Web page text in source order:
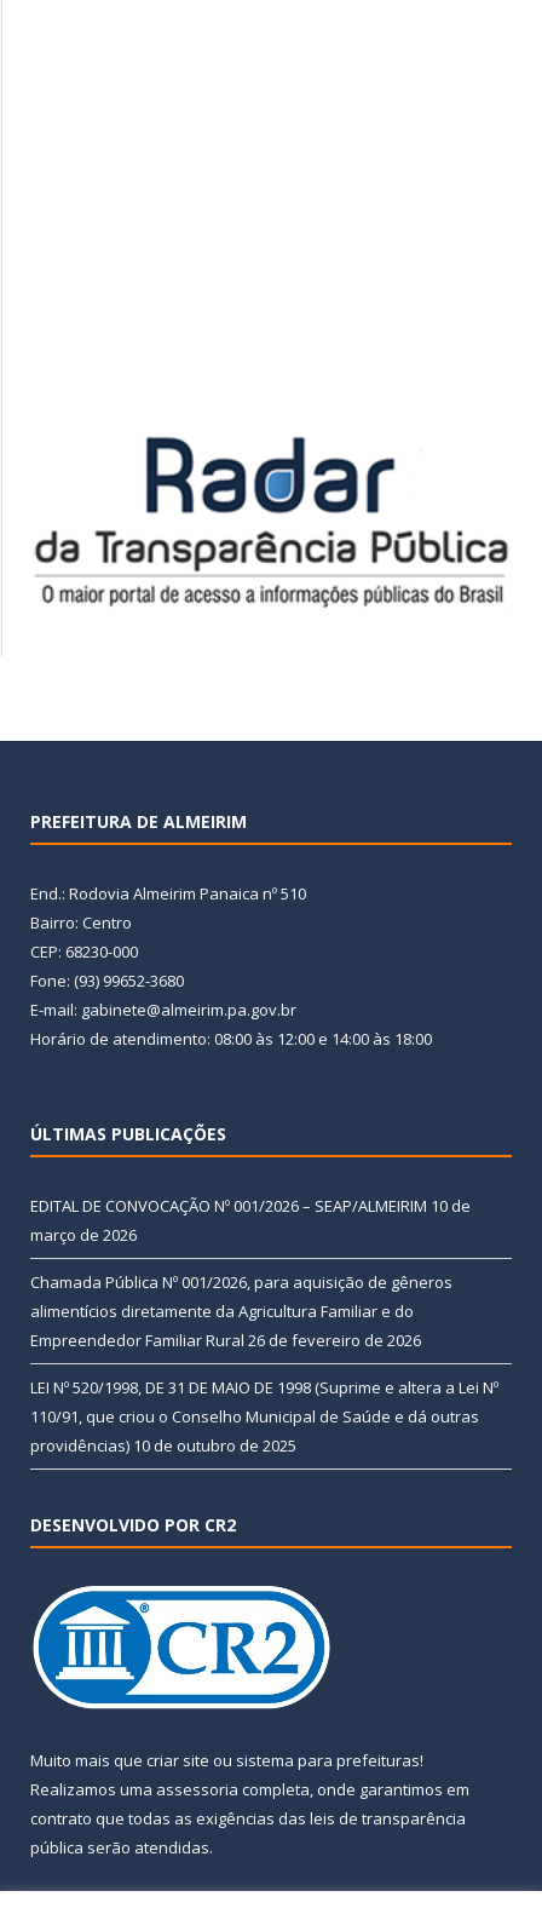
PREFEITURA DE ALMEIRIM
End.: Rodovia Almeirim Panaica nº 510
Bairro: Centro
CEP: 68230-000
Fone: (93) 99652-3680
E-mail: gabinete@almeirim.pa.gov.br
Horário de atendimento: 08:00 às 12:00 e 14:00 às 18:00
ÚLTIMAS PUBLICAÇÕES
EDITAL DE CONVOCAÇÃO Nº 001/2026 – SEAP/ALMEIRIM 10 de
março de 2026
Chamada Pública Nº 001/2026, para aquisição de gêneros
alimentícios diretamente da Agricultura Familiar e do
Empreendedor Familiar Rural 26 de fevereiro de 2026
LEI Nº 520/1998, DE 31 DE MAIO DE 1998 (Suprime e altera a Lei Nº
110/91, que criou o Conselho Municipal de Saúde e dá outras
providências) 10 de outubro de 2025
DESENVOLVIDO POR CR2
Muito mais que criar site ou sistema para prefeituras!
Realizamos uma assessoria completa, onde garantimos em
contrato que todas as exigências das leis de transparência
pública serão atendidas.